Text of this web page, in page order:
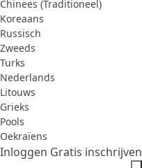
Chinees (Traditioneel)
Koreaans
Russisch
Zweeds
Turks
Nederlands
Litouws
Grieks
Pools
Oekraïens
Inloggen Gratis inschrijven